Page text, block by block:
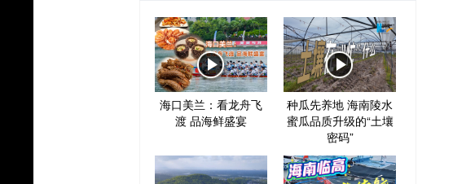
海口美兰：看龙舟飞
渡 品海鲜盛宴
种瓜先养地 海南陵水
蜜瓜品质升级的“土壤
密码”